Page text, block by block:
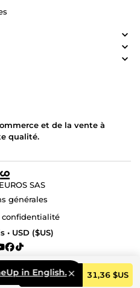
Commander 31,36 $US
in English.
et de la vente à
qualité.
SAS
générales
• USD ($US)